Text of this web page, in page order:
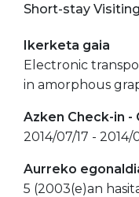
Short-stay
Ikerketa gaia
Electronic
in amorphous
Azken Check-in
2014/07/17 - 2014/
Aurreko
5 (2003(e)an